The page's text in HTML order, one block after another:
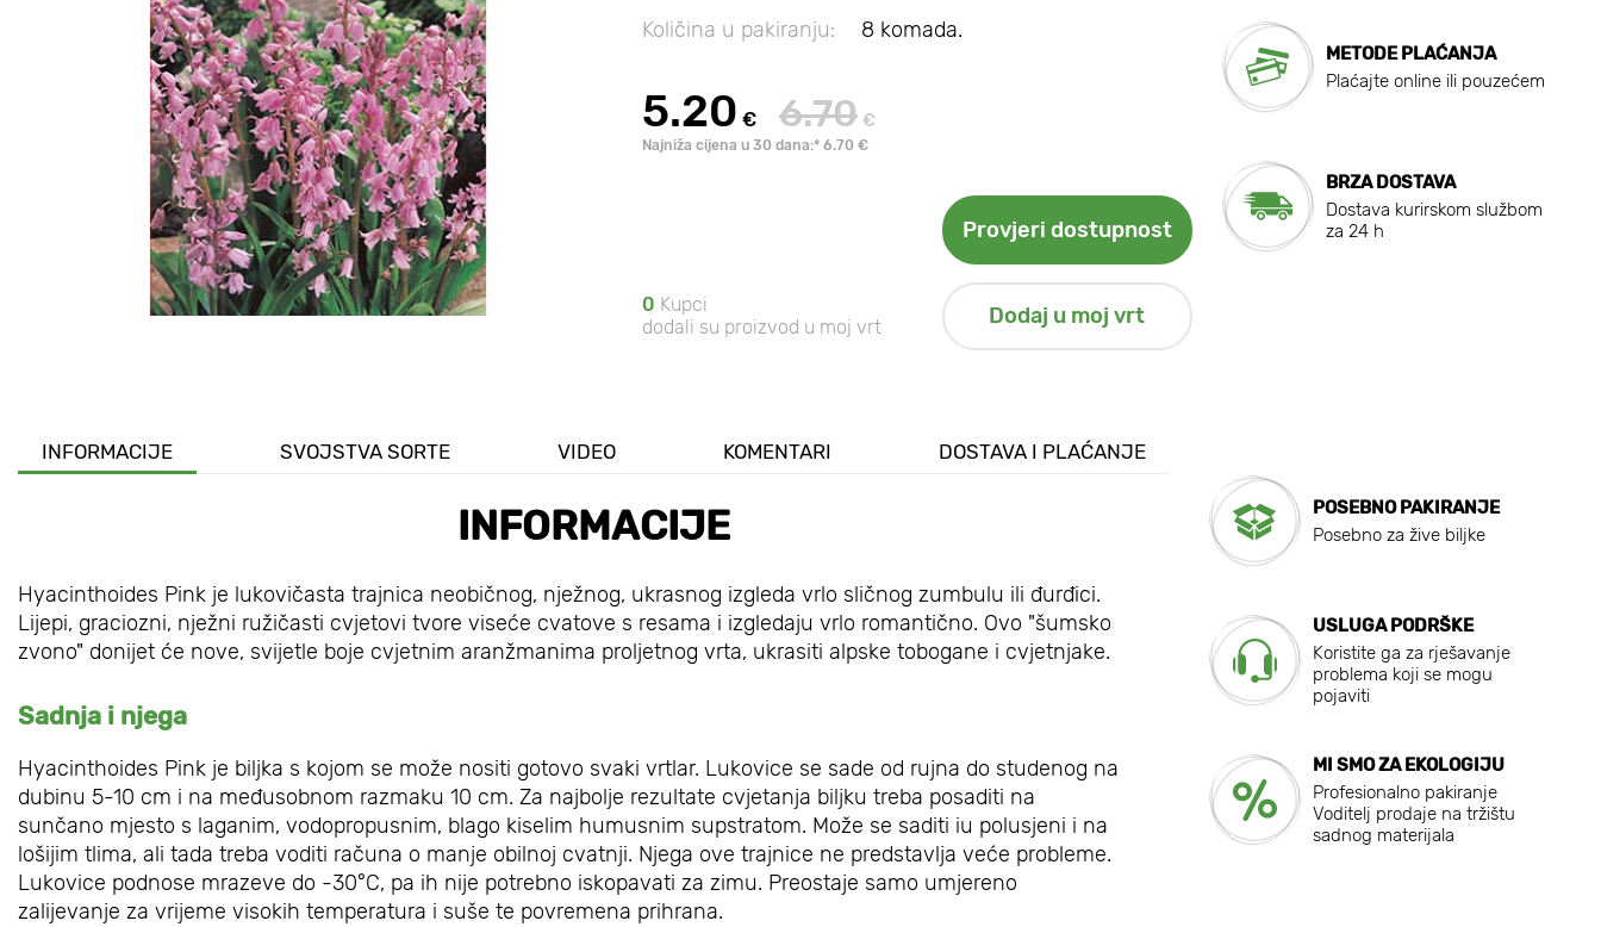
Količina u pakiranju:
8 komada.
5.20 € 6.70 €
Najniža cijena u 30 dana:* 6.70 €
Provjeri dostupnost
0 Kupci
dodali su proizvod u moj vrt
Dodaj u moj vrt
METODE PLAĆANJA
Plaćajte online ili pouzećem
BRZA DOSTAVA
Dostava kurirskom službom
za 24 h
INFORMACIJE SVOJSTVA SORTE VIDEO KOMENTARI DOSTAVA I PLAĆANJE
INFORMACIJE
Hyacinthoides Pink je lukovičasta trajnica neobičnog, nježnog, ukrasnog izgleda vrlo sličnog zumbulu ili đurđici.
Lijepi, graciozni, nježni ružičasti cvjetovi tvore viseće cvatove s resama i izgledaju vrlo romantično. Ovo "šumsko
zvono" donijet će nove, svijetle boje cvjetnim aranžmanima proljetnog vrta, ukrasiti alpske tobogane i cvjetnjake.
Sadnja i njega
Hyacinthoides Pink je biljka s kojom se može nositi gotovo svaki vrtlar. Lukovice se sade od rujna do studenog na
dubinu 5-10 cm i na međusobnom razmaku 10 cm. Za najbolje rezultate cvjetanja biljku treba posaditi na
sunčano mjesto s laganim, vodopropusnim, blago kiselim humusnim supstratom. Može se saditi iu polusjeni i na
lošijim tlima, ali tada treba voditi računa o manje obilnoj cvatnji. Njega ove trajnice ne predstavlja veće probleme.
Lukovice podnose mrazeve do -30°C, pa ih nije potrebno iskopavati za zimu. Preostaje samo umjereno
zalijevanje za vrijeme visokih temperatura i suše te povremena prihrana.
POSEBNO PAKIRANJE
Posebno za žive biljke
USLUGA PODRŠKE
Koristite ga za rješavanje
problema koji se mogu
pojaviti
MI SMO ZA EKOLOGIJU
Profesionalno pakiranje
Voditelj prodaje na tržištu
sadnog materijala